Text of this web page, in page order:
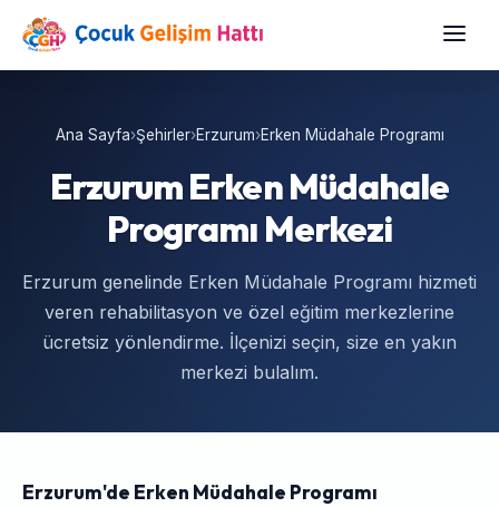
Ana Sayfa›Şehirler›Erzurum›Erken Müdahale Programı
Erzurum Erken Müdahale
Programı Merkezi
Erzurum genelinde Erken Müdahale Programı hizmeti
veren rehabilitasyon ve özel eğitim merkezlerine
ücretsiz yönlendirme. İlçenizi seçin, size en yakın
merkezi bulalım.
Erzurum'de Erken Müdahale Programı